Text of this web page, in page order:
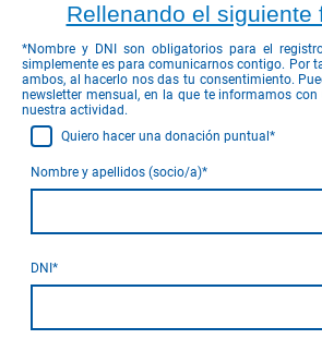
Rellenando el siguiente
*Nombre y DNI son obligatorios para el
simplemente es para comunicarnos contigo. Por
ambos, al hacerlo nos das tu consentimiento.
newsletter mensual, en la que te informamos
nuestra actividad.
Quiero hacer una donación puntual *
Nombre y apellidos (socio/a)*
DNI *